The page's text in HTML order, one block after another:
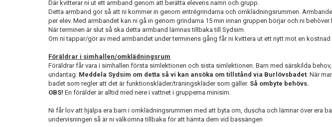
Där kvitterar ni ut ett armband genom att berätta elevens namn och grupp.
Detta armband gör så att ni kommer in genom entrégrindarna och omklädningsrummen.
per elev. Med armbandet kan ni gå in genom grindarna 15 min innan gruppen börjar och ni
När terminen är slut så ska detta armband lämnas tillbaka till Sydsim.
Om ni tappar/gör av med armbandet under terminens gång får ni kvittera ut ett nytt mot en kostnad
Föräldrar i simhallen/omklädningsrum
Föräldrar får vara i simhallen första simlektionen och sista simlektionen. Barn med särskilda
undantag. Meddela Sydsim om detta så vi kan ansöka om tillstånd via Burlövsbadet. När
badet som regler att det är funktionskläder/träningskläder som gäller. Så ombyte behövs.
OBS! En förälder är alltid med nere i vattnet i grupperna minisim.
Ni får lov att hjälpa era barn i omklädningsrummen med att byta om, duscha och lämnar över era
undervisningen så är ni välkomna tillbaka för att hämta dem vid bassängen